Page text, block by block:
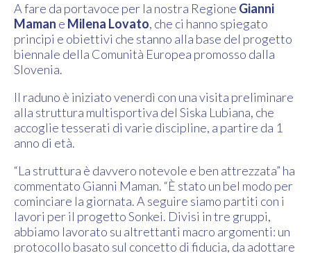
A fare da portavoce per la nostra Regione Gianni
Maman e Milena Lovato, che ci hanno spiegato
principi e obiettivi che stanno alla base del progetto
biennale della Comunità Europea promosso dalla
Slovenia.
Il raduno è iniziato venerdì con una visita preliminare
alla struttura multisportiva del Siska Lubiana, che
accoglie tesserati di varie discipline, a partire da 1
anno di età.
“La struttura è davvero notevole e ben attrezzata” ha
commentato Gianni Maman. “È stato un bel modo per
cominciare la giornata. A seguire siamo partiti con i
lavori per il progetto Sonkei. Divisi in tre gruppi,
abbiamo lavorato su altrettanti macro argomenti: un
protocollo basato sul concetto di fiducia, da adottare